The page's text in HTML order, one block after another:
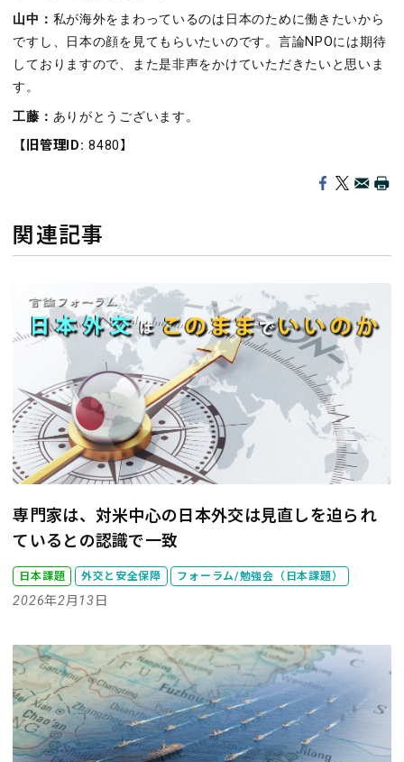
山中： 私が海外をまわっているのは日本のために働きたいから
ですし、日本の顔を見てもらいたいのです。言論NPOには期待
しておりますので、また是非声をかけていただきたいと思いま
す。
工藤： ありがとうございます。
【旧管理ID:8480】
関連記事
専門家は、対米中心の日本外交は見直しを迫られ
ているとの認識で一致
日本課題 外交と安全保障 フォーラム/勉強会（日本課題）
2026年2月13日